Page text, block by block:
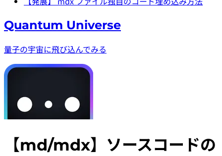
Quantum Universe
量子の宇宙に飛び込んでみる
【md/mdx】ソースコードの